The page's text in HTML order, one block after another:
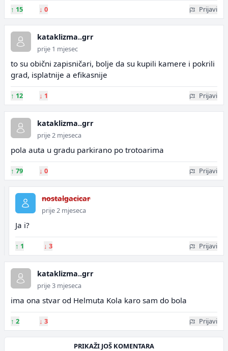
↑ 15 ↓ 0 Prijavi
kataklizma..grr
prije 1 mjesec
to su obični zapisničari, bolje da su kupili kamere i pokrili
grad, isplatnije a efikasnije
↑ 12 ↓ 1 Prijavi
kataklizma..grr
prije 2 mjeseca
pola auta u gradu parkirano po trotoarima
↑ 79 ↓ 0 Prijavi
nostalgacicar
prije 2 mjeseca
Ja i?
↑ 1 ↓ 3 Prijavi
kataklizma..grr
prije 3 mjeseca
ima ona stvar od Helmuta Kola karo sam do bola
↑ 2 ↓ 3 Prijavi
PRIKAŽI JOŠ KOMENTARA